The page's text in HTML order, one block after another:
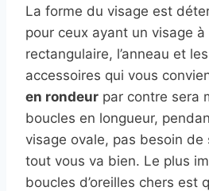
La forme du visage est
pour ceux ayant un visage à
rectangulaire, l’anneau et
accessoires qui vous
en rondeur par contre sera
boucles en longueur,
visage ovale, pas besoin de
tout vous va bien. Le plus
boucles d’oreilles chers est